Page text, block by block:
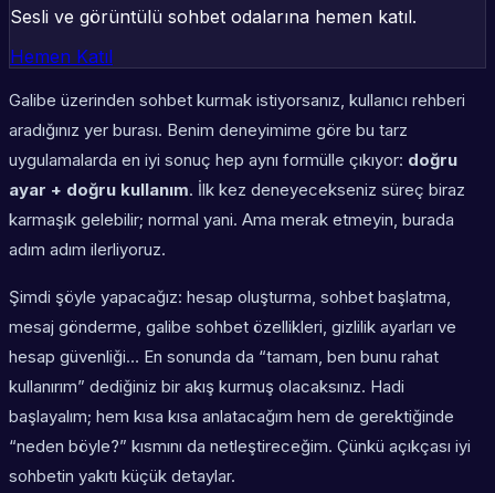
Sesli ve görüntülü sohbet odalarına hemen katıl.
Hemen Katıl
Galibe üzerinden sohbet kurmak istiyorsanız, kullanıcı rehberi
aradığınız yer burası. Benim deneyimime göre bu tarz
uygulamalarda en iyi sonuç hep aynı formülle çıkıyor: doğru
ayar + doğru kullanım. İlk kez deneyecekseniz süreç biraz
karmaşık gelebilir; normal yani. Ama merak etmeyin, burada
adım adım ilerliyoruz.
Şimdi şöyle yapacağız: hesap oluşturma, sohbet başlatma,
mesaj gönderme, galibe sohbet özellikleri, gizlilik ayarları ve
hesap güvenliği… En sonunda da “tamam, ben bunu rahat
kullanırım” dediğiniz bir akış kurmuş olacaksınız. Hadi
başlayalım; hem kısa kısa anlatacağım hem de gerektiğinde
“neden böyle?” kısmını da netleştireceğim. Çünkü açıkçası iyi
sohbetin yakıtı küçük detaylar.